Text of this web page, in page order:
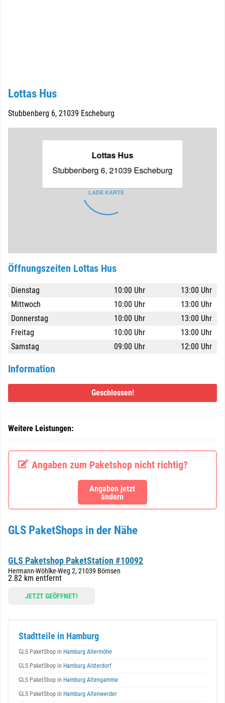
Lottas Hus
Stubbenberg 6, 21039 Escheburg
LADE KARTE
Lottas Hus
Stubbenberg 6, 21039 Escheburg
Öffnungszeiten Lottas Hus
Dienstag 10:00 Uhr
13:00 Uhr
Mittwoch
10:00 Uhr
13:00 Uhr
Donnerstag
10:00 Uhr
13:00 Uhr
Freitag
10:00 Uhr
13:00 Uhr
Samstag
09:00 Uhr 12:00 Uhr
Information
Geschlossen!
Weitere Leistungen:
Angaben zum Paketshop nicht richtig?
Angaben jetzt
ändern
GLS PaketShops in der Nähe
GLS Paketshop PaketStation #10092
Hermann-Wöhlke-Weg 2, 21039 Börnsen
2.82 km entfernt
JETZT GEÖFFNET!
Stadtteile in Hamburg
GLS PaketShop in Hamburg Allermöhe
GLS PaketShop in Hamburg Alsterdorf
GLS PaketShop in Hamburg Altengamme
GLS PaketShop in Hamburg Altenwerder